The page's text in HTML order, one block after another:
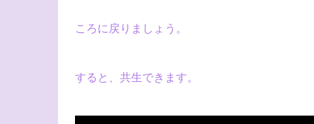
ころに戻りましょう。
すると、共生できます。